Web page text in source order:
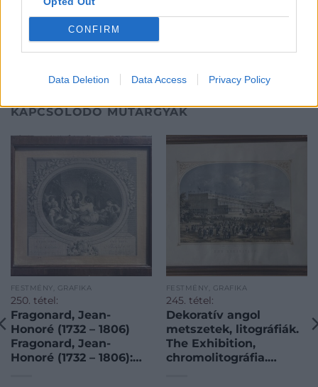
CONFIRM
Data Deletion Data Access Privacy Policy
KAPCSOLÓDÓ MŰTÁRGYAK
FESTMÉNY, GRAFIKA
250. tétel:
Fragonard, Jean-
Honoré (1732 – 1806)
Fragonard, Jean-
Honoré (1732 – 1806):
FESTMÉNY, GRAFIKA
245. tétel:
Dekoratív angol
metszetek, litográfiák.
The Exhibition,
chromolitográfia.